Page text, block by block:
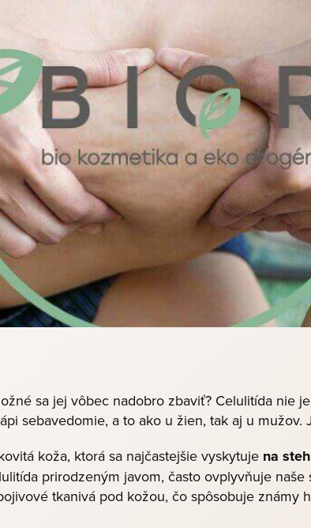
sa jej vôbec nadobro zbaviť? Celulitída nie
sebavedomie, a to ako u žien, tak aj u
koža, ktorá sa najčastejšie vyskytuje na
prirodzeným javom, často ovplyvňuje
tkanivá pod kožou, čo spôsobuje známy